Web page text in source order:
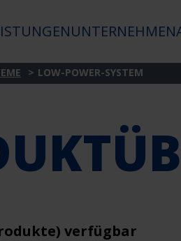
UNTERNEHMEN
LOW-POWER-SYSTEM
verfügbar